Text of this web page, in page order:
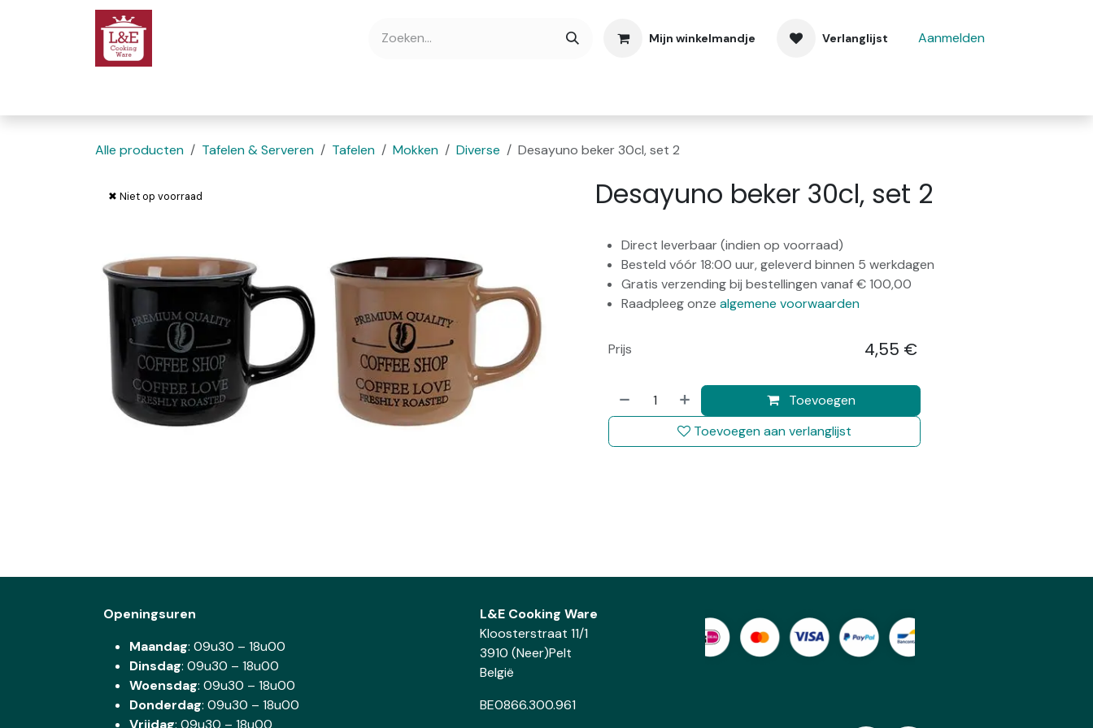
Overslaan naar inhoud
Mijn winkelmandje Verlanglijst Aanmelden
Alle producten Tafelen & Serveren Tafelen Mokken Diverse Desayuno beker 30cl, set 2
✖ Niet op voorraad Desayuno beker 30cl, set 2
Direct leverbaar (indien op voorraad)
Besteld vóór 18:00 uur, geleverd binnen 5 werkdagen
Gratis verzending bij bestellingen vanaf € 100,00
Raadpleeg onze algemene voorwaarden
Toevoegen
Toevoegen aan verlanglijst
Prijs 4,55 €
Openingsuren
Maandag: 09u30 – 18u00
Dinsdag: 09u30 – 18u00
Woensdag: 09u30 – 18u00
Donderdag: 09u30 – 18u00
Vrijdag: 09u30 – 18u00
L&E Cooking Ware
Kloosterstraat 11/1
3910 (Neer)Pelt
België
BE0866.300.961